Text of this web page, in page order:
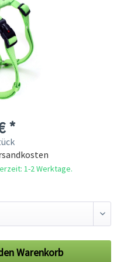
*
1-2 Werktage.
Warenkorb